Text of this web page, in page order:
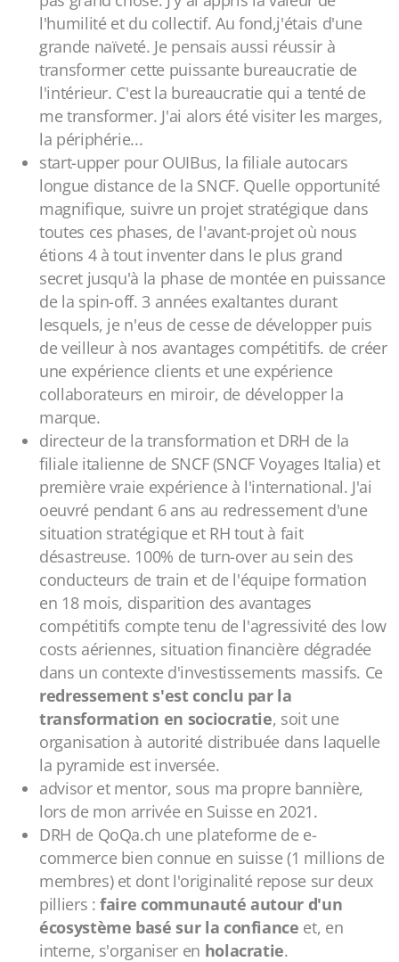
l'humilité et du collectif. Au fond,j'étais d'une
grande naïveté. Je pensais aussi réussir à
transformer cette puissante bureaucratie de
l'intérieur. C'est la bureaucratie qui a tenté de
me transformer. J'ai alors été visiter les marges,
la périphérie...
start-upper pour OUIBus, la filiale autocars
longue distance de la SNCF. Quelle opportunité
magnifique, suivre un projet stratégique dans
toutes ces phases, de l'avant-projet où nous
étions 4 à tout inventer dans le plus grand
secret jusqu'à la phase de montée en puissance
de la spin-off. 3 années exaltantes durant
lesquels, je n'eus de cesse de développer puis
de veilleur à nos avantages compétitifs. de créer
une expérience clients et une expérience
collaborateurs en miroir, de développer la
marque.
directeur de la transformation et DRH de la
filiale italienne de SNCF (SNCF Voyages Italia) et
première vraie expérience à l'international. J'ai
oeuvré pendant 6 ans au redressement d'une
situation stratégique et RH tout à fait
désastreuse. 100% de turn-over au sein des
conducteurs de train et de l'équipe formation
en 18 mois, disparition des avantages
compétitifs compte tenu de l'agressivité des low
costs aériennes, situation financière dégradée
dans un contexte d'investissements massifs. Ce
redressement s'est conclu par la
transformation en sociocratie, soit une
organisation à autorité distribuée dans laquelle
la pyramide est inversée.
advisor et mentor, sous ma propre bannière,
lors de mon arrivée en Suisse en 2021.
DRH de QoQa.ch une plateforme de e-
commerce bien connue en suisse (1 millions de
membres) et dont l'originalité repose sur deux
pilliers :faire communauté autour d'un
écosystème basé sur la confiance et, en
interne, s'organiser en holacratie.